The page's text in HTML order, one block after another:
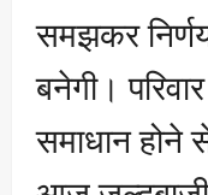
समझकर
बनेगी।
समाधान होने